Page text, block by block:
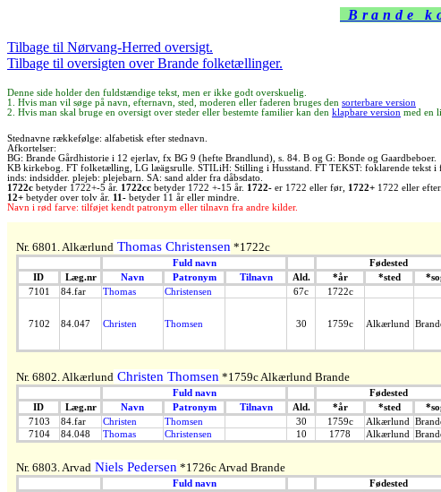
Brande
Tilbage til Nørvang-Herred oversigt.
Tilbage til oversigten over Brande folketællinger.
Denne side holder den fuldstændige tekst, men er ikke godt overskuelig.
1. Hvis man vil søge på navn, efternavn, sted, moderen eller faderen bruges den sorterbare version
2. Hvis man skal bruge en oversigt over steder eller bestemte familier kan den klapbare version med en
Stednavne rækkefølge: alfabetisk efter stednavn.
Afkortelser:
BG: Brande Gårdhistorie i 12 ejerlav, fx BG 9 (hefte Brandlund), s. 84. B og G: Bonde og Gaardbeboer.
KB kirkebog. FT folketælling, LG læägsrulle. STILiH: Stilling i Husstand. FT TEKST: foklarende tekst i
inds: indsidder. plejeb: plejebarn. SA: sand alder fra dåbsdato.
1722c betyder 1722+-5 år. 1722cc betyder 1722 +-15 år. 1722- er 1722 eller før, 1722+ 1722 eller efter.
12+ betyder over tolv år. 11- betyder 11 år eller mindre.
Navn i rød farve: tilføjet kendt patronym eller tilnavn fra andre kilder.
Nr. 6801. Alkærlund Thomas Christensen *1722c
Fuld navn Fødested
ID
Læg.nr Navn Patronym Tilnavn Ald. *år *sted
7101
84.far Thomas Christensen 67c 1722c
7102 84.047 Christen Thomsen 30 1759c Alkærlund
Nr. 6802. Alkærlund Christen Thomsen *1759c Alkærlund Brande
Fuld navn Fødested
ID
Læg.nr Navn Patronym Tilnavn Ald. *år *sted
7103
84.far Christen Thomsen 30 1759c Alkærlund
7104
84.048 Thomas Christensen 10 1778 Alkærlund
Nr. 6803. Arvad Niels Pedersen *1726c Arvad Brande
Fuld navn Fødested